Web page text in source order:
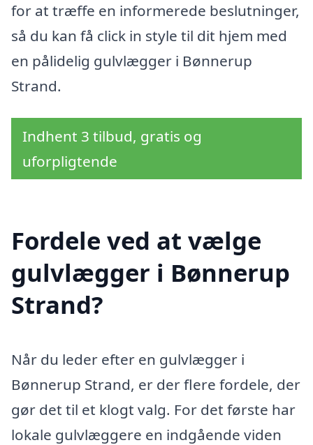
for at træffe en informerede beslutninger,
så du kan få click in style til dit hjem med
en pålidelig gulvlægger i Bønnerup
Strand.
Indhent 3 tilbud, gratis og
uforpligtende
Fordele ved at vælge
gulvlægger i Bønnerup
Strand?
Når du leder efter en gulvlægger i
Bønnerup Strand, er der flere fordele, der
gør det til et klogt valg. For det første har
lokale gulvlæggere en indgående viden